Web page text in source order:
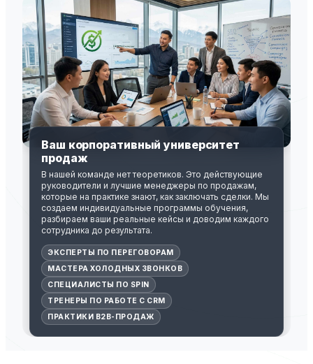
Ваш корпоративный университет
продаж
В нашей команде нет теоретиков. Это действующие
руководители и лучшие менеджеры по продажам,
которые на практике знают, как заключать сделки. Мы
создаем индивидуальные программы обучения,
разбираем ваши реальные кейсы и доводим каждого
сотрудника до результата.
ЭКСПЕРТЫ ПО ПЕРЕГОВОРАМ
МАСТЕРА ХОЛОДНЫХ ЗВОНКОВ
СПЕЦИАЛИСТЫ ПО SPIN
ТРЕНЕРЫ ПО РАБОТЕ С CRM
ПРАКТИКИ B2B-ПРОДАЖ